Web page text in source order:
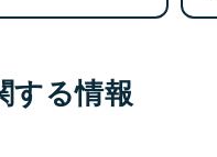
する情報